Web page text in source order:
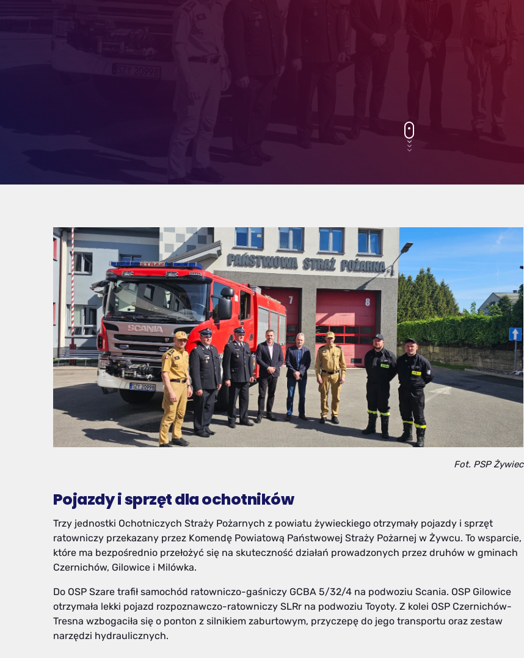
Fot. PSP Żywiec
Pojazdy i sprzęt dla ochotników
Trzy jednostki Ochotniczych Straży Pożarnych z powiatu żywieckiego otrzymały pojazdy i sprzęt
ratowniczy przekazany przez Komendę Powiatową Państwowej Straży Pożarnej w Żywcu. To wsparcie,
które ma bezpośrednio przełożyć się na skuteczność działań prowadzonych przez druhów w gminach
Czernichów, Gilowice i Milówka.
Do OSP Szare trafił samochód ratowniczo-gaśniczy GCBA 5/32/4 na podwoziu Scania. OSP Gilowice
otrzymała lekki pojazd rozpoznawczo-ratowniczy SLRr na podwoziu Toyoty. Z kolei OSP Czernichów-
Tresna wzbogaciła się o ponton z silnikiem zaburtowym, przyczepę do jego transportu oraz zestaw
narzędzi hydraulicznych.